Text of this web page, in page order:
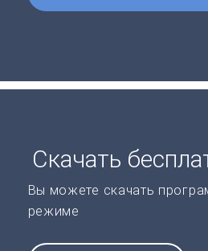
Скачать
Вы можете скачать
режиме